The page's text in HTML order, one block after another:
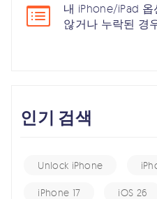
내 iPhone/iPad
않거나 누락된 경
인기 검색
Unlock iPhone
iPhone 17 iOS 26